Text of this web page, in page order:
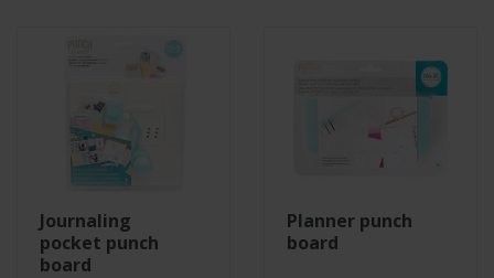
journaling
pocket punch
board
planner punch
board